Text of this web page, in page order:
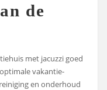
de
met jacuzzi goed
vakantie-
en onderhoud